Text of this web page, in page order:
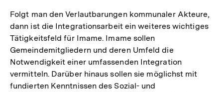
Folgt man den Verlautbarungen kommunaler Akteure,
dann ist die Integrationsarbeit ein weiteres wichtiges
Tätigkeitsfeld für Imame. Imame sollen
Gemeindemitgliedern und deren Umfeld die
Notwendigkeit einer umfassenden Integration
vermitteln. Darüber hinaus sollen sie möglichst mit
fundierten Kenntnissen des Sozial- und